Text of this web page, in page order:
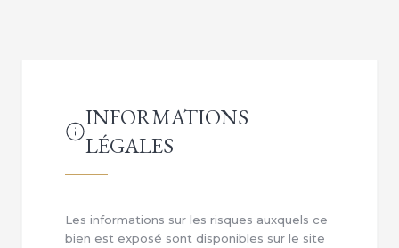
INFORMATIONS
LÉGALES
Les informations sur les risques auxquels ce
bien est exposé sont disponibles sur le site